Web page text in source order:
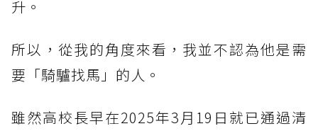
升。
所以，從我的角度來看，我並不認為他是需
要「騎驢找馬」的人。
雖然高校長早在2025年3月19日就已通過清